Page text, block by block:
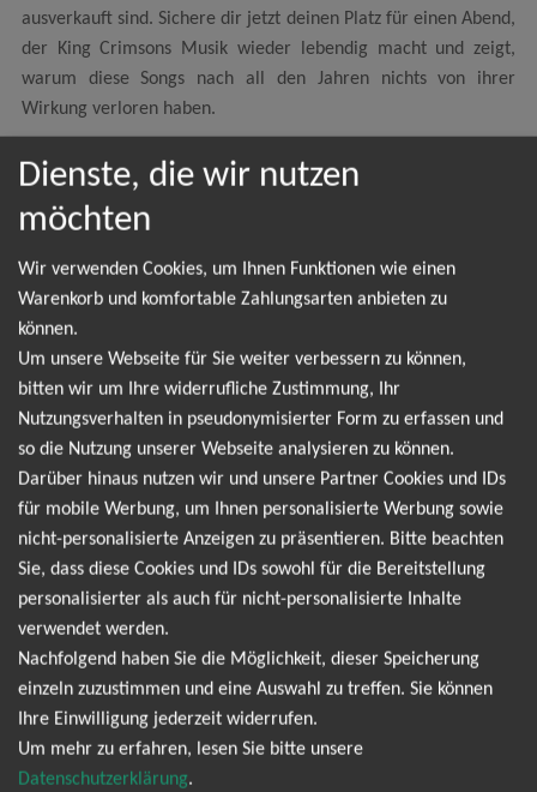
ausverkauft sind. Sichere dir jetzt deinen Platz für einen Abend,
der King Crimsons Musik wieder lebendig macht und zeigt,
warum diese Songs nach all den Jahren nichts von ihrer
Wirkung verloren haben.
Adrian Belew, Steve Vai, Tony Levin,
Danny Carey
Leider gibt es aktuell von BEAT - Performing the
Music of 80s KING CRIMSON keine Termine. Wir
informieren dich jedoch gerne direkt, sobald es
neue Termine gibt. Einfach hier für den BEAT -
Performing the Music of 80s KING CRIMSON
Newsletter anmelden und keine Angebote und
Tourdaten mehr verpassen!
Ich möchte den regelmäßig erscheinenden Newsletter
abonnieren und bin daher mit einer Speicherung meiner E-
Mail-Adresse zum Zweck der Zustellung des Newsletters
Dienste, die wir nutzen
möchten
Wir verwenden Cookies, um Ihnen Funktionen wie einen
Warenkorb und komfortable Zahlungsarten anbieten zu
können.
Um unsere Webseite für Sie weiter verbessern zu können,
bitten wir um Ihre widerrufliche Zustimmung, Ihr
Nutzungsverhalten in pseudonymisierter Form zu erfassen und
so die Nutzung unserer Webseite analysieren zu können.
Darüber hinaus nutzen wir und unsere Partner Cookies und IDs
für mobile Werbung, um Ihnen personalisierte Werbung sowie
nicht-personalisierte Anzeigen zu präsentieren. Bitte beachten
Sie, dass diese Cookies und IDs sowohl für die Bereitstellung
personalisierter als auch für nicht-personalisierte Inhalte
verwendet werden.
Nachfolgend haben Sie die Möglichkeit, dieser Speicherung
einzeln zuzustimmen und eine Auswahl zu treffen. Sie können
Ihre Einwilligung jederzeit widerrufen.
Um mehr zu erfahren, lesen Sie bitte unsere
Datenschutzerklärung.